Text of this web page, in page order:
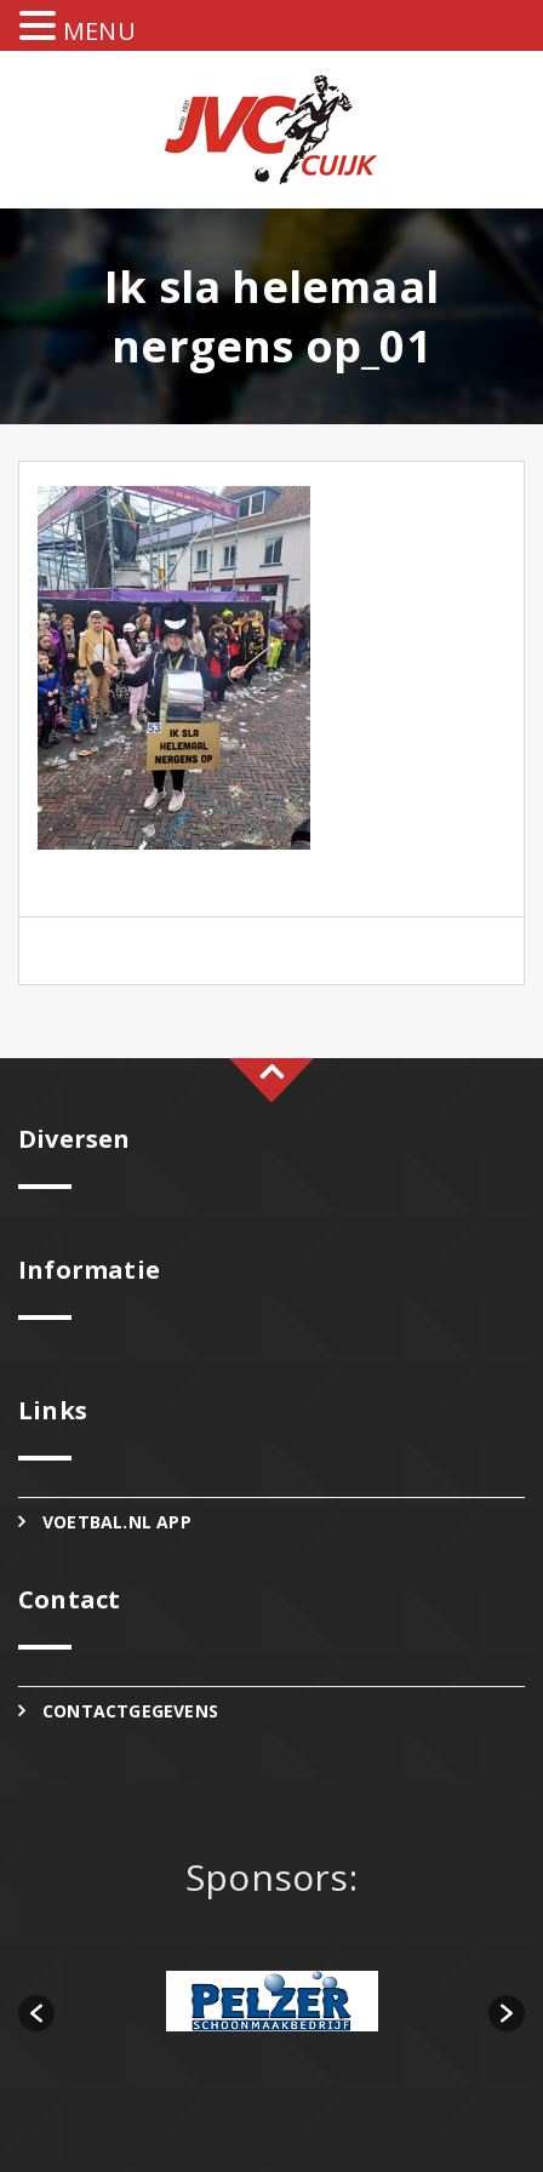
Ik sla helemaal
nergens op_01
Diversen
Informatie
Links
VOETBAL.NL APP
Contact
CONTACTGEGEVENS
Sponsors:
MENU